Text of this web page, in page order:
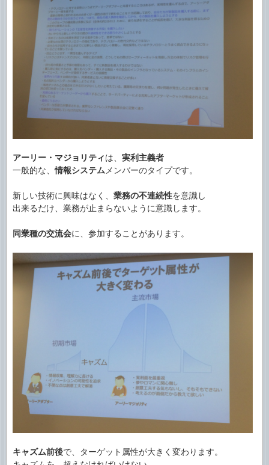
アーリー・マジョリティは、 実利主義者
一般的な、情報システム メンバーのタイプです。
新しい技術に興味はなく、 業務の不連続性を意識し
出来るだけ、業務が止まらないように意識します。
同業種の交流会に、参加することがあります。
キャズム前後で、ターゲット属性が大きく変わります。